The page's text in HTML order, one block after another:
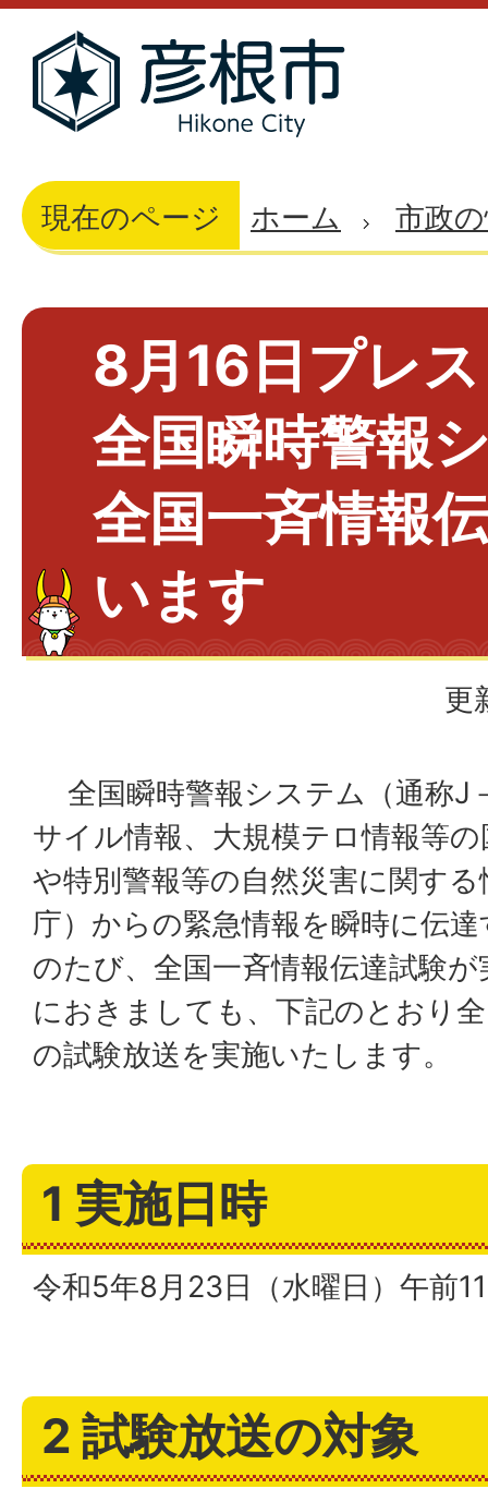
現在のページ ホーム 市政
8月16日プレ
全国瞬時警報
全国一斉情報
います
更
全国瞬時警報システム（通称J
サイル情報、大規模テロ情報等
や特別警報等の自然災害に関す
庁）からの緊急情報を瞬時に伝
のたび、全国一斉情報伝達試験
におきましても、下記のとおり
の試験放送を実施いたします。
1 実施日時
令和5年8月23日（水曜日）午前
2 試験放送の対象